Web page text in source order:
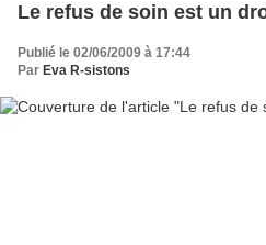
Le refus de soin est un
Publié le 02/06/2009 à 17:44
Par Eva R-sistons